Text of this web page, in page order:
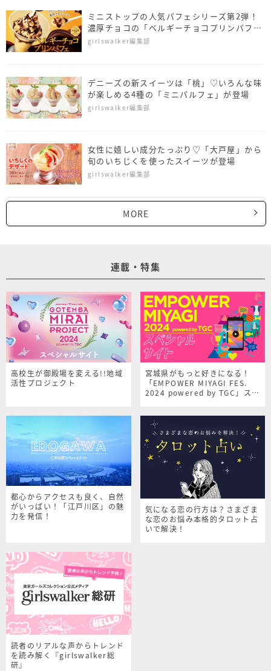
ミニストップの人気パフェシリーズ第2弾！
濃厚チョコの「ベルギーチョコプリンパフ
ェ」
girlswalker編集部
デニーズの新スイーツは「桃」♡いろんな味
が楽しめる4種の「ミニパルフェ」が登場
girlswalker編集部
女性に嬉しい成分たっぷり♡「大戸屋」から
旬のいちじくを使ったスイーツが登場
girlswalker編集部
MORE
連載・特集
高校生が御殿場を変える!!地域
活性プロジェクト
宮城県がもっと好きになる！
「EMPOWER MIYAGI FES.
2024 powered by TGC」スペ
都心からアクセスも良く、自然
がいっぱい！「江戸川区」の魅
力を発信！
気になる恋の行方は？さまざま
な恋のお悩み本格的タロット占
いで解決！
読者のリアルな声からトレンド
を読み解く『girlswalker総
研』